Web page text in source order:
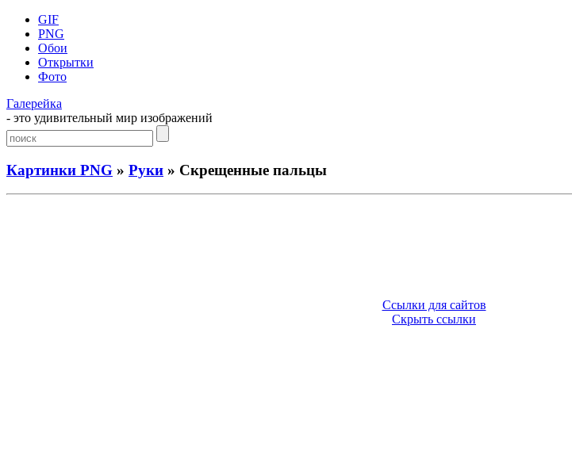
GIF
PNG
Обои
Открытки
Фото
Галерейка
- это удивительный мир изображений
Картинки PNG » Руки » Скрещенные пальцы
Ссылки для сайтов
Скрыть ссылки